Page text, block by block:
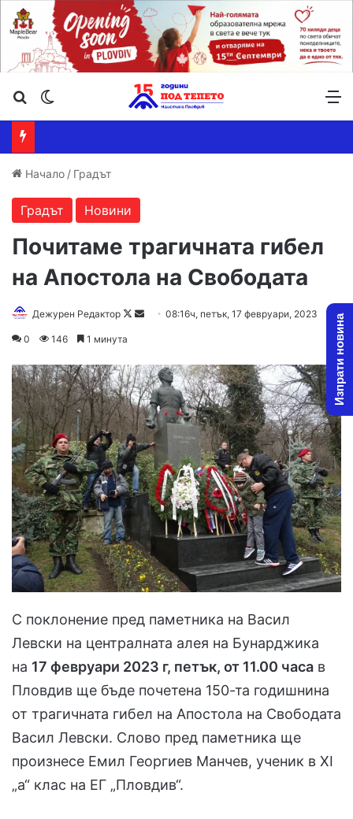
Търсене ...
Начало / Градът
Градът Новини
Почитаме трагичната гибел
на Апостола на Свободата
Дежурен Редактор
Follow
Send08:16ч, петък, 17 февруари, 2023
0 146 1 минута
С поклонение пред паметника на Васил
Левски на централната алея на Бунарджика
на 17 февруари 2023 г, петък, от 11.00 часа в
Пловдив ще бъде почетена 150-та годишнина
от трагичната гибел на Апостола на Свободата
Васил Левски. Слово пред паметника ще
произнесе Емил Георгиев Манчев, ученик в XI
„а“ клас на ЕГ „Пловдив“.
Изпрати новина